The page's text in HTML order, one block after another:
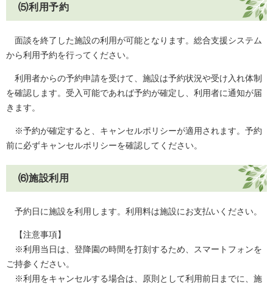
⑸利用予約
​ 面談を終了した施設の利用が可能となります。総合支援システム
から利用予約を行ってください。
利用者からの予約申請を受けて、施設は予約状況や受け入れ体制
を確認します。受入可能であれば予約が確定し、利用者に通知が届
きます。
※予約が確定すると、キャンセルポリシーが適用されます。予約
前に必ずキャンセルポリシーを確認してください。
⑹施設利用
予約日に施設を利用します。利用料は施設にお支払いください。
【注意事項】
※利用当日は、登降園の時間を打刻するため、スマートフォンを
ご持参ください。
※利用をキャンセルする場合は、原則として利用前日までに、施